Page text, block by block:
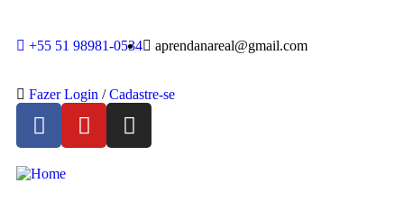
+55 51 98981-0534 aprendanareal@gmail.com
Fazer Login / Cadastre-se